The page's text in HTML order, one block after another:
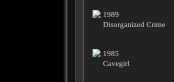
1989
Disorganized Crime
1985
Cavegirl